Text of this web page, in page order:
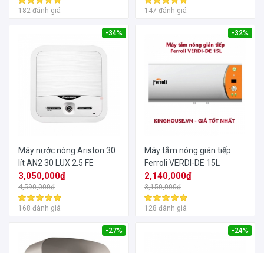
182 đánh giá 147 đánh giá
-34%
Máy nước nóng Ariston 30
lít AN2 30 LUX 2.5 FE
3,050,000₫
4,590,000₫
168 đánh giá
-32%
Máy tắm nóng gián tiếp
Ferroli VERDI-DE 15L
2,140,000₫
3,150,000₫
128 đánh giá
-27% -24%